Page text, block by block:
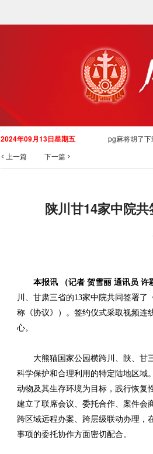
2024年09月13日星期五 pg麻将胡了
上一篇
下一篇
陕川甘14家中院
本报讯 （记者 贺雪丽 通讯员 许
川、甘肃三省的13家中院共同签署
称《协议》）。签约仪式采取视频连
心。
大熊猫国家公园横跨川、陕、甘
科学保护和合理利用的特定陆地区域
动物及其生存环境为目标，践行恢复
建立了联席会议、委托合作、案件会
跨区域远程办案、跨层级联动办理，
事项的委托协作方面密切配合。